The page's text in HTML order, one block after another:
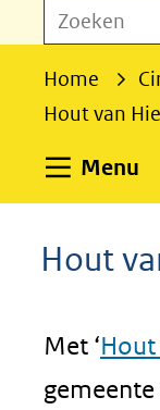
geweigerd.
o
Zoeken
Home
Hout van
Menu
Hout
Met ‘